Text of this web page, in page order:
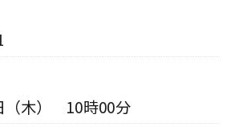
（木） 10時00分